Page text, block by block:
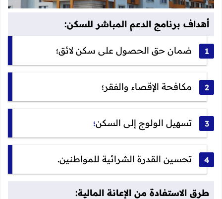
أهداف برنامج الدعم المباشر للسكن:
ضمان حق الحصول على سكن لائق؛
مكافحة الإقصاء والفقر؛
تسهيل الولوج إلى السكن؛
تحسين القدرة الشرائية للمواطنين.
طرق الاستفادة من الإعانة المالية: